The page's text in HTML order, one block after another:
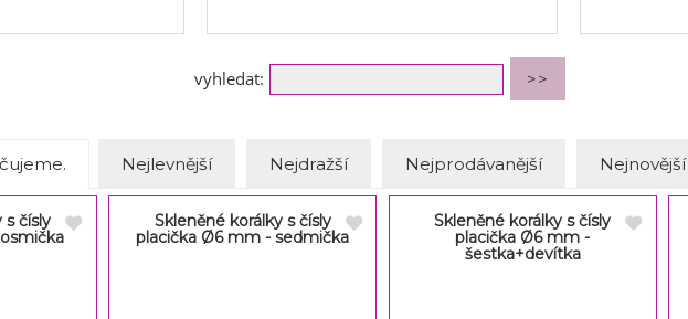
vyhledat:
Nejlevnější Nejdražší Nejprodávanější Nejnovější
s čísly
Skleněné korálky s čísly
placička Ø6 mm - sedmička
Skleněné korálky s čísly
placička Ø6 mm -
šestka+devítka